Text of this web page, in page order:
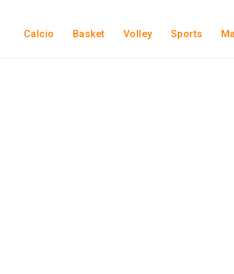
Calcio Basket Volley Sports